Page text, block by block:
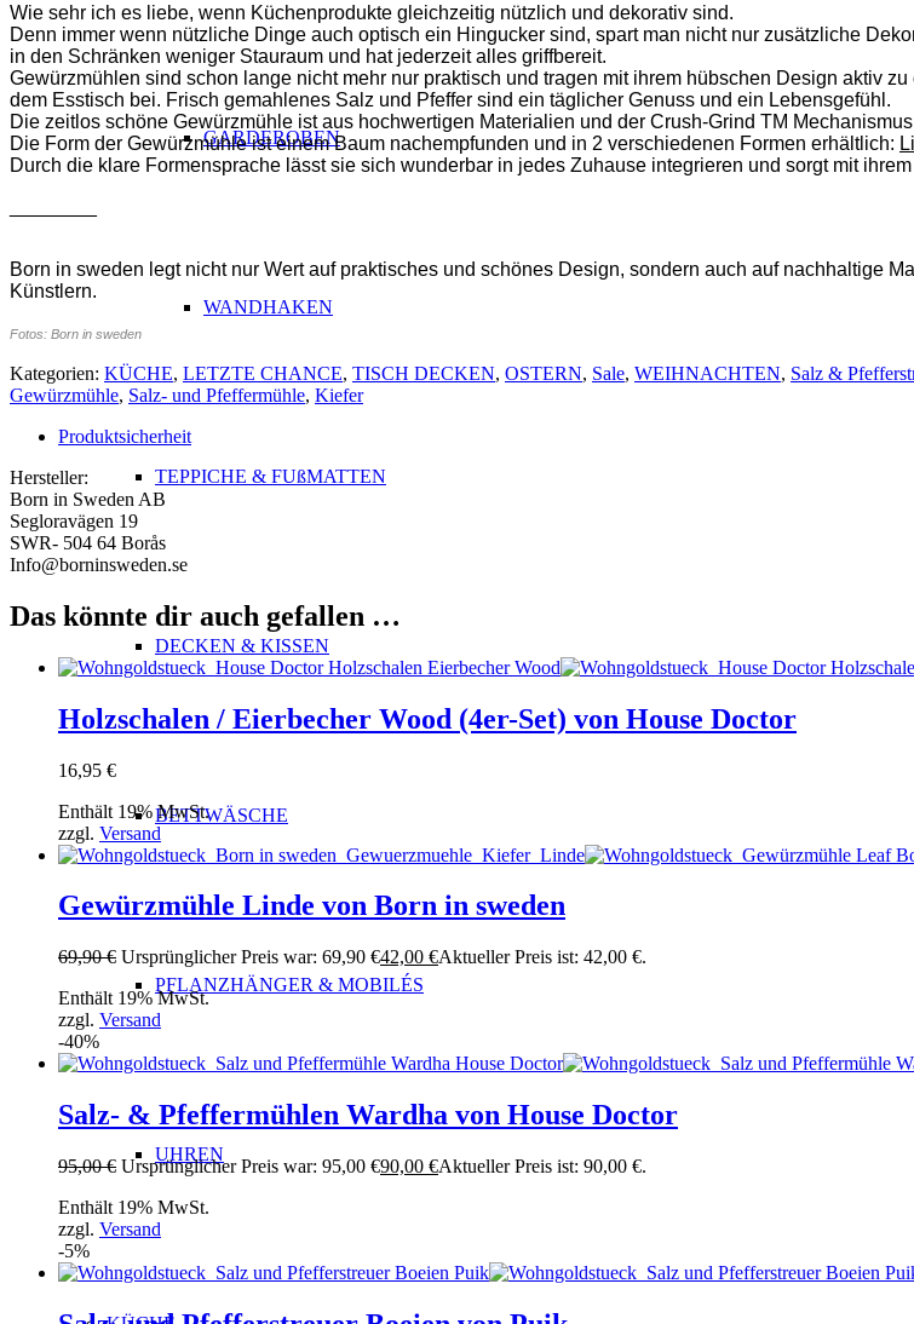
GARDEROBEN
WANDHAKEN
TEPPICHE & FUßMATTEN
DECKEN & KISSEN
BETTWÄSCHE
PFLANZHÄNGER & MOBILÉS
UHREN
Wie sehr ich es liebe, wenn Küchenprodukte gleichzeitig nützlich und dekorativ sind.
Denn immer wenn nützliche Dinge auch optisch ein Hingucker sind, spart man nicht nur zusätzliche
in den Schränken weniger Stauraum und hat jederzeit alles griffbereit.
Gewürzmühlen sind schon lange nicht mehr nur praktisch und tragen mit ihrem hübschen Design aktiv
dem Esstisch bei. Frisch gemahlenes Salz und Pfeffer sind ein täglicher Genuss und ein Lebensgefühl.
Die zeitlos schöne Gewürzmühle ist aus hochwertigen Materialien und der Crush-Grind TM
Die Form der Gewürzmühle ist einem Baum nachempfunden und in 2 verschiedenen Formen erhältlich:
Durch die klare Formensprache lässt sie sich wunderbar in jedes Zuhause integrieren und sorgt mit
Born in sweden legt nicht nur Wert auf praktisches und schönes Design, sondern auch auf nachhaltige
Künstlern.
Fotos: Born in sweden
Kategorien: KÜCHE, LETZTE CHANCE, TISCH DECKEN, OSTERN, Sale, WEIHNACHTEN, Salz &
Gewürzmühle, Salz- und Pfeffermühle, Kiefer
Produktsicherheit
Hersteller:
Born in Sweden AB
Segloravägen 19
SWR- 504 64 Borås
​Info@borninsweden.se
Das könnte dir auch gefallen …
Holzschalen / Eierbecher Wood (4er-Set) von House Doctor
16,95 €
Enthält 19% MwSt.
zzgl. Versand
Gewürzmühle Linde von Born in sweden
69,90€ Ursprünglicher Preis war: 69,90 €42,00 €Aktueller Preis ist: 42,00 €.
Enthält 19% MwSt.
zzgl. Versand
-40%
Salz- & Pfeffermühlen Wardha von House Doctor
95,00€ Ursprünglicher Preis war: 95,00 €90,00 €Aktueller Preis ist: 90,00 €.
Enthält 19% MwSt.
zzgl. Versand
-5%